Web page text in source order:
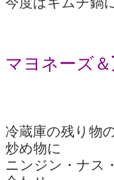
マヨネーズ＆
冷蔵庫の残り物
炒め物に
ニンジン・ナス